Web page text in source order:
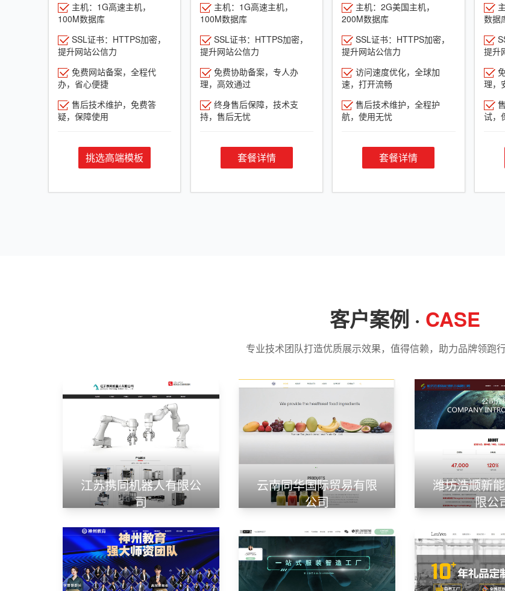
主机：1G高速主机，
100M数据库
SSL证书：HTTPS加密，
提升网站公信力
免费网站备案，全程代
办，省心便捷
售后技术维护，免费答
疑，保障使用
挑选高端模板
主机：1G高速主机，
100M数据库
SSL证书：HTTPS加密，
提升网站公信力
免费协助备案，专人办
理，高效通过
终身售后保障，技术支
持，售后无忧
套餐详情
主机：2G美国主机，
200M数据库
SSL证书：HTTPS加密，
提升网站公信力
访问速度优化，全球加
速，打开流畅
售后技术维护，全程护
航，使用无忧
套餐详情
数据
提升
理，
试，
客户案例 · CASE
专业技术团队打造优质展示效果，值得信赖，助力品牌领跑
江苏携同机器人有限公
司
云南同华国际贸易有限
公司
潍坊浩顺新
限公